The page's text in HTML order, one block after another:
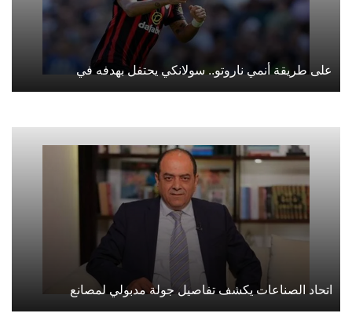
على طريقة أنمي ناروتو.. سولانكي يحتفل بهدفه في
اتحاد الصناعات يكشف تفاصيل جولة مدبولي لمصانع